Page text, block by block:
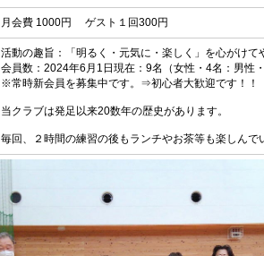
月会費 1000円 ゲスト１回300円
活動の趣旨：「明るく・元気に・楽しく」を心がけて
会員数：2024年6月1日現在：9名（女性・4名：男性
※常時新会員を募集中です。⇒初心者大歓迎です！！
当クラブは発足以来20数年の歴史があります。
毎回、２時間の練習の後もランチやお茶等も楽しんで